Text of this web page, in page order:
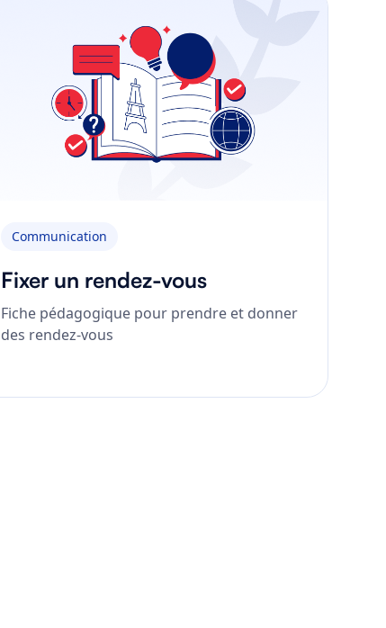
Communication
Fixer un rendez-vous
Fiche pédagogique pour prendre et donner
des rendez-vous